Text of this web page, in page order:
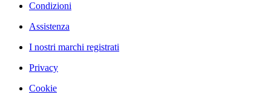
Condizioni
Assistenza
I nostri marchi registrati
Privacy
Cookie